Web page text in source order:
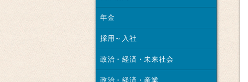
年金
採用～入社
政治・経済・未来社会
政治・経済・産業